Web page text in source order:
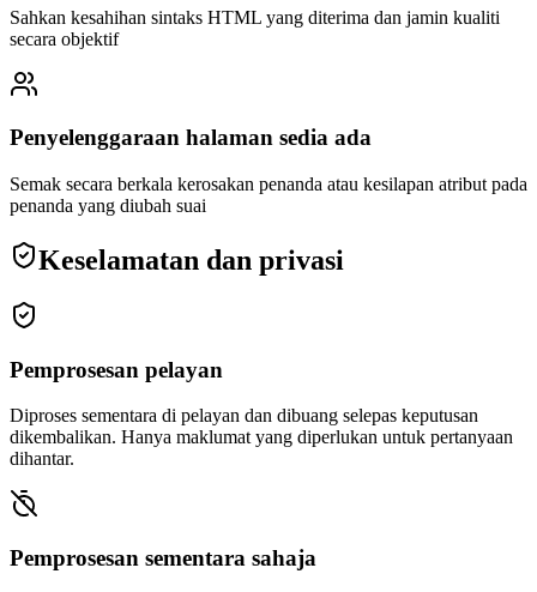
Sahkan kesahihan sintaks HTML yang diterima dan jamin kualiti
secara objektif
Penyelenggaraan halaman sedia ada
Semak secara berkala kerosakan penanda atau kesilapan atribut pada
penanda yang diubah suai
Keselamatan dan privasi
Pemprosesan pelayan
Diproses sementara di pelayan dan dibuang selepas keputusan
dikembalikan. Hanya maklumat yang diperlukan untuk pertanyaan
dihantar.
Pemprosesan sementara sahaja